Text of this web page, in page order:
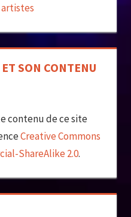
SON CONTENU
contenu de ce site
Creative Commons
ShareAlike 2.0.